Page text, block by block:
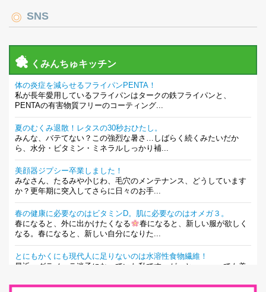
SNS
くみんちゅキッチン
体の炎症を減らせるフライパンPENTA！
私が長年愛用しているフライパンはタークの鉄フライパンと、
PENTAの有害物質フリーのコーティング...
夏のむくみ退散！レタスの30秒おひたし。
みんな、バテてない？この強烈な暑さ…しばらく続くみたいだか
ら、水分・ビタミン・ミネラルしっかり補...
美顔器ジプシー卒業しました！
みなさん、たるみや小じわ、毛穴のメンテナンス、どうしています
か？更年期に突入してさらに日々のお手...
春の健康に必要なのはビタミンD。肌に必要なのはオメガ３。
春になると、外に出かけたくなる
春になると、新しい服が欲しく
なる。春になると、新しい自分になりた...
とにもかくにも現代人に足りないのは水溶性食物繊維！
最近、グラノーラ迷子になっていた私です。が、と〜〜〜っても美